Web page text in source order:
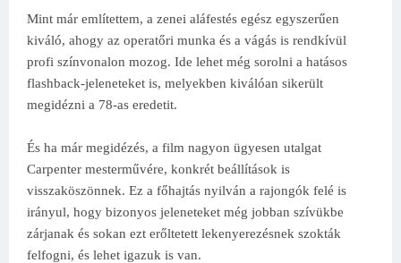
Mint már említettem, a zenei aláfestés egész egyszerűen
kiváló, ahogy az operatőri munka és a vágás is rendkívül
profi színvonalon mozog. Ide lehet még sorolni a hatásos
flashback-jeleneteket is, melyekben kiválóan sikerült
megidézni a 78-as eredetit.
És ha már megidézés, a film nagyon ügyesen utalgat
Carpenter mesterművére, konkrét beállítások is
visszaköszönnek. Ez a főhajtás nyilván a rajongók felé is
irányul, hogy bizonyos jeleneteket még jobban szívükbe
zárjanak és sokan ezt erőltetett lekenyerezésnek szokták
felfogni, és lehet igazuk is van.